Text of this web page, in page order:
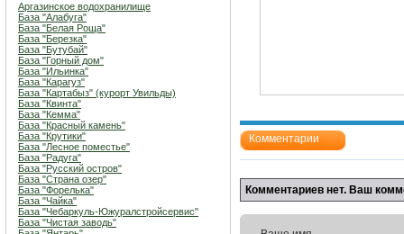
Аргазинское водохранилище
База "Алабуга"
База "Белая Роща"
База "Березка"
База "Бутубай"
База "Горный дом"
База "Ильинка"
База "Карагуз"
База "Картабыз" (курорт Увильды)
База "Квинта"
База "Кемма"
База "Красный камень"
База "Крутики"
База "Лесное поместье"
База "Радуга"
База "Русский остров"
База "Страна озер"
База "Форелька"
База "Чайка"
База "Чебаркуль-Южуралстройсервис"
База "Чистая заводь"
Комментарии
Комментариев нет. Ваш